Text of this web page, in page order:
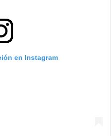
en Instagram